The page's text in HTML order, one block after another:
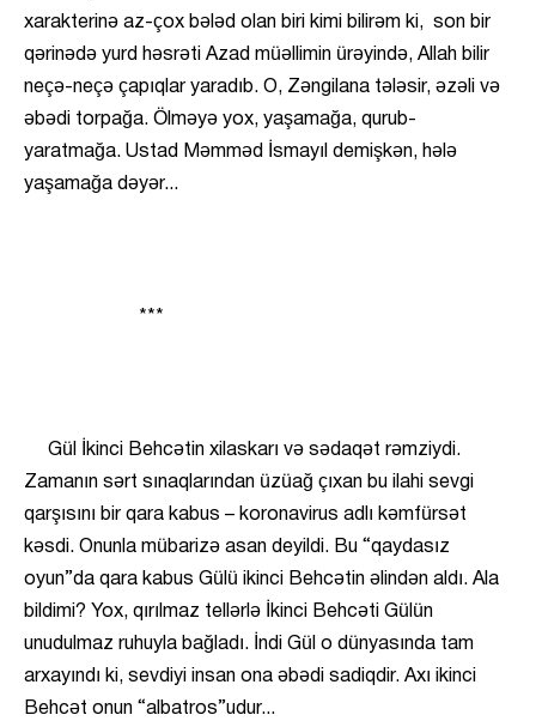
xarakterinə az-çox bələd olan biri kimi bilirəm ki, son bir
qərinədə yurd həsrəti Azad müəllimin ürəyində, Allah bilir
neçə-neçə çapıqlar yaradıb. O, Zəngilana tələsir, əzəli və
əbədi torpağa. Ölməyə yox, yaşamağa, qurub-
yaratmağa. Ustad Məmməd İsmayıl demişkən, hələ
yaşamağa dəyər...
***
Gül İkinci Behcətin xilaskarı və sədaqət rəmziydi.
Zamanın sərt sınaqlarından üzüağ çıxan bu ilahi sevgi
qarşısını bir qara kabus – koronavirus adlı kəmfürsət
kəsdi. Onunla mübarizə asan deyildi. Bu “qaydasız
oyun”da qara kabus Gülü ikinci Behcətin əlindən aldı. Ala
bildimi? Yox, qırılmaz tellərlə İkinci Behcəti Gülün
unudulmaz ruhuyla bağladı. İndi Gül o dünyasında tam
arxayındı ki, sevdiyi insan ona əbədi sadiqdir. Axı ikinci
Behcət onun “albatros”udur...